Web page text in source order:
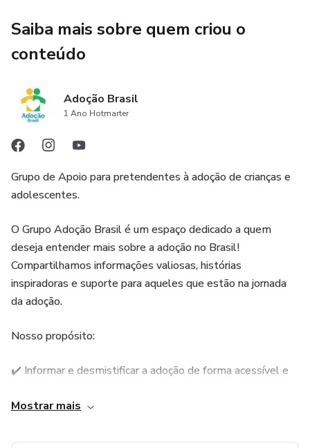
Saiba mais sobre quem criou o
conteúdo
Adoção Brasil
1 Ano Hotmarter
Grupo de Apoio para pretendentes à adoção de crianças e
adolescentes.
O Grupo Adoção Brasil é um espaço dedicado a quem
deseja entender mais sobre a adoção no Brasil!
Compartilhamos informações valiosas, histórias
inspiradoras e suporte para aqueles que estão na jornada
da adoção.
Nosso propósito:
✔️ Informar e desmistificar a adoção de forma acessível e
Mostrar mais